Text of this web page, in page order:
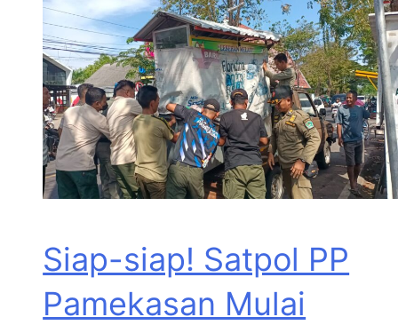
Siap-siap! Satpol PP
Pamekasan Mulai